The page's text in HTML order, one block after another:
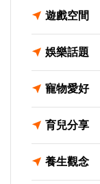
遊戲空間
娛樂話題
寵物愛好
育兒分享
養生觀念